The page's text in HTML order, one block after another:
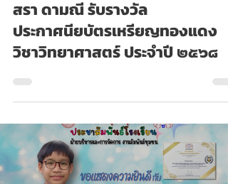
ขอแสดงความยินดีกับเด็กหญิงกวิ
สรา ดามณี รับรางวัล
ประกาศนียบัตรเหรียญทองแดง
วิชาวิทยาศาสตร์ ประจำปี ๒๕๖๘